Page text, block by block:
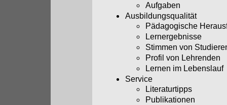
Aufgaben
Ausbildungsqualität
Pädagogische
Lernergebnisse
Stimmen von
Profil von Lehrenden
Lernen im Lebenslauf
Service
Literaturtipps
Publikationen